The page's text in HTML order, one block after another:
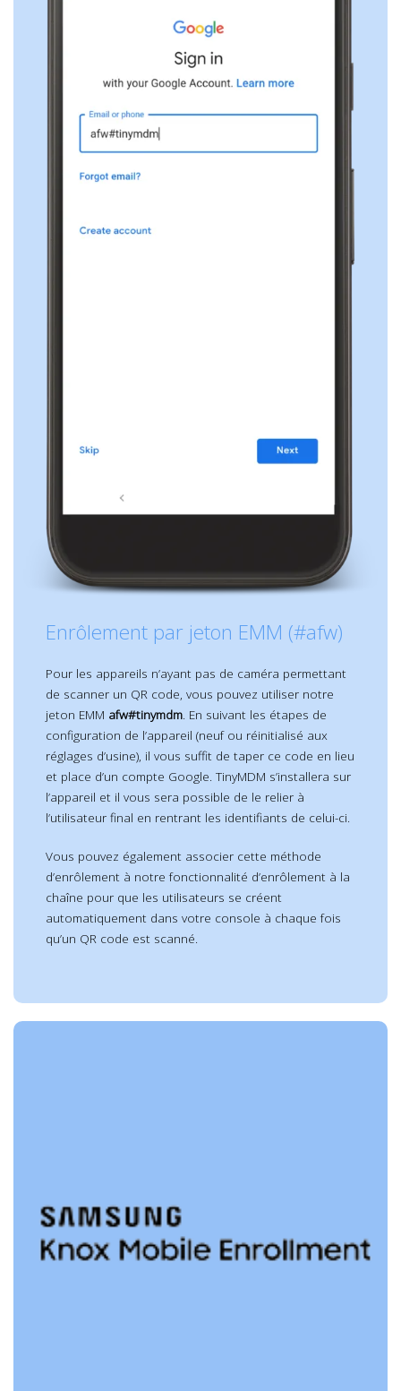
Enrôlement par jeton EMM (#afw)
Pour les appareils n’ayant pas de caméra permettant
de scanner un QR code, vous pouvez utiliser notre
jeton EMM afw#tinymdm. En suivant les étapes de
configuration de l’appareil (neuf ou réinitialisé aux
réglages d’usine), il vous suffit de taper ce code en lieu
et place d’un compte Google. TinyMDM s’installera sur
l’appareil et il vous sera possible de le relier à
l’utilisateur final en rentrant les identifiants de celui-ci.
Vous pouvez également associer cette méthode
d’enrôlement à notre fonctionnalité d’enrôlement à la
chaîne pour que les utilisateurs se créent
automatiquement dans votre console à chaque fois
qu’un QR code est scanné.